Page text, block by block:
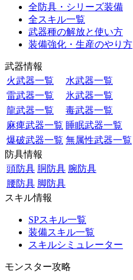
全防具・シリーズ装備
全スキル一覧
武器種の解放と使い方
装備強化・生産のやり方
武器情報
火武器一覧
水武器一覧
雷武器一覧
氷武器一覧
龍武器一覧
毒武器一覧
麻痺武器一覧 睡眠武器一覧
爆破武器一覧 無属性武器一覧
防具情報
頭防具 胴防具 腕防具
腰防具 脚防具
スキル情報
SPスキル一覧
装備スキル一覧
スキルシミュレーター
モンスター攻略